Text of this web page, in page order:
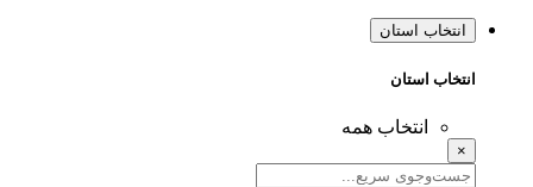
انتخاب استان
انتخاب استان
انتخاب همه
×